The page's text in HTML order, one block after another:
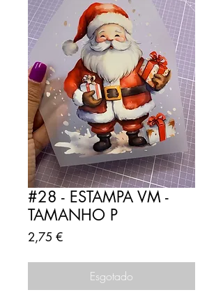
#28 - ESTAMPA VM -
TAMANHO P
2,75 €Preço
Esgotado